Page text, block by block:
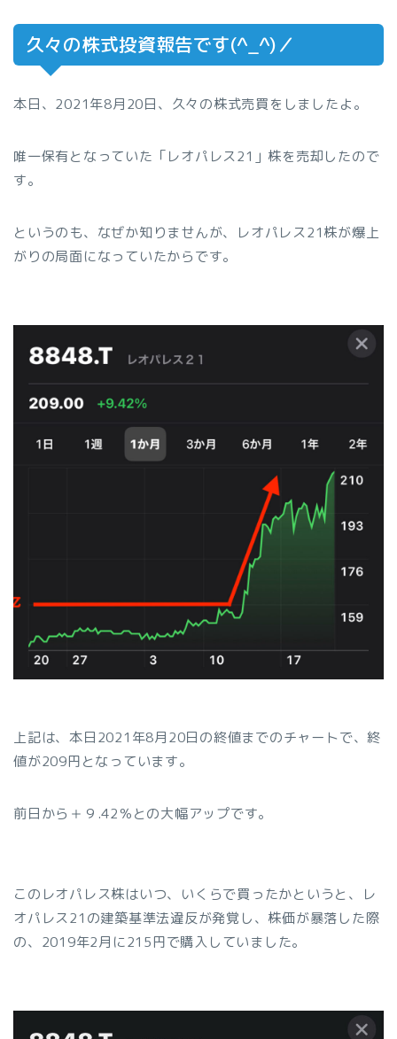
久々の株式投資報告です(^_^)／
本日、2021年8月20日、久々の株式売買をしましたよ。
唯一保有となっていた「レオパレス21」株を売却したので
す。
というのも、なぜか知りませんが、レオパレス21株が爆上
がりの局面になっていたからです。
上記は、本日2021年8月20日の終値までのチャートで、終
値が209円となっています。
前日から＋９.42％との大幅アップです。
このレオパレス株はいつ、いくらで買ったかというと、レ
オパレス21の建築基準法違反が発覚し、株価が暴落した際
の、2019年2月に215円で購入していました。